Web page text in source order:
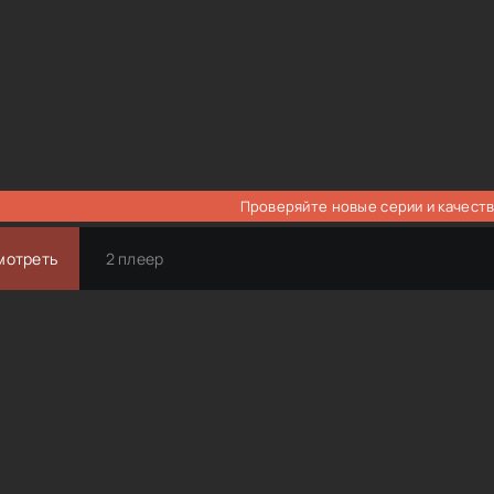
Проверяйте новые серии и
2 плеер